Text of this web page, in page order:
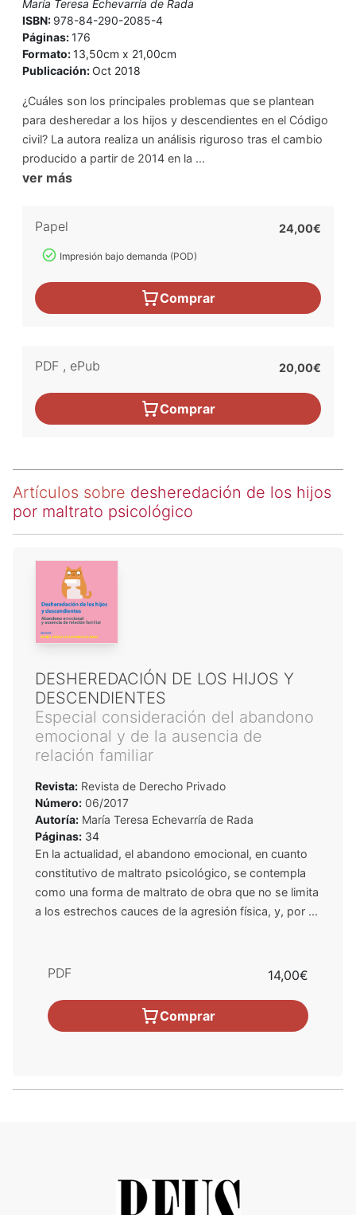
María Teresa Echevarría de Rada
ISBN: 978-84-290-2085-4
Páginas:176
Formato:13,50cm x 21,00cm
Publicación:Oct 2018
¿Cuáles son los principales problemas que se plantean
para desheredar a los hijos y descendientes en el Código
civil? La autora realiza un análisis riguroso tras el cambio
producido a partir de 2014 en la ...
ver más
Papel
Impresión bajo demanda (POD)
24,00€
Comprar
PDF , ePub 20,00€
Comprar
Artículos sobre desheredación de los hijos
por maltrato psicológico
DESHEREDACIÓN DE LOS HIJOS Y
DESCENDIENTES
Especial consideración del abandono
emocional y de la ausencia de
relación familiar
Revista: Revista de Derecho Privado
Número: 06/2017
Autoría: María Teresa Echevarría de Rada
Páginas: 34
En la actualidad, el abandono emocional, en cuanto
constitutivo de maltrato psicológico, se contempla
como una forma de maltrato de obra que no se limita
a los estrechos cauces de la agresión física, y, por ...
PDF 14,00€
Comprar